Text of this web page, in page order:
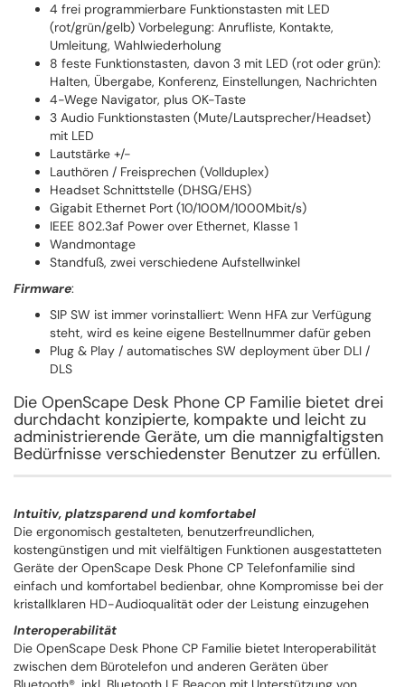
4 frei programmierbare Funktionstasten mit LED
(rot/grün/gelb) Vorbelegung: Anrufliste, Kontakte,
Umleitung, Wahlwiederholung
8 feste Funktionstasten, davon 3 mit LED (rot oder grün):
Halten, Übergabe, Konferenz, Einstellungen, Nachrichten
4-Wege Navigator, plus OK-Taste
3 Audio Funktionstasten (Mute/Lautsprecher/Headset)
mit LED
Lautstärke +/-
Lauthören / Freisprechen (Vollduplex)
Headset Schnittstelle (DHSG/EHS)
Gigabit Ethernet Port (10/100M/1000Mbit/s)
IEEE 802.3af Power over Ethernet, Klasse 1
Wandmontage
Standfuß, zwei verschiedene Aufstellwinkel
Firmware:
SIP SW ist immer vorinstalliert: Wenn HFA zur Verfügung
steht, wird es keine eigene Bestellnummer dafür geben
Plug & Play / automatisches SW deployment über DLI /
DLS
Die OpenScape Desk Phone CP Familie bietet drei
durchdacht konzipierte, kompakte und leicht zu
administrierende Geräte, um die mannigfaltigsten
Bedürfnisse verschiedenster Benutzer zu erfüllen.
Intuitiv, platzsparend und komfortabel
Die ergonomisch gestalteten, benutzerfreundlichen,
kostengünstigen und mit vielfältigen Funktionen ausgestatteten
Geräte der OpenScape Desk Phone CP Telefonfamilie sind
einfach und komfortabel bedienbar, ohne Kompromisse bei der
kristallklaren HD-Audioqualität oder der Leistung einzugehen
Interoperabilität
Die OpenScape Desk Phone CP Familie bietet Interoperabilität
zwischen dem Bürotelefon und anderen Geräten über